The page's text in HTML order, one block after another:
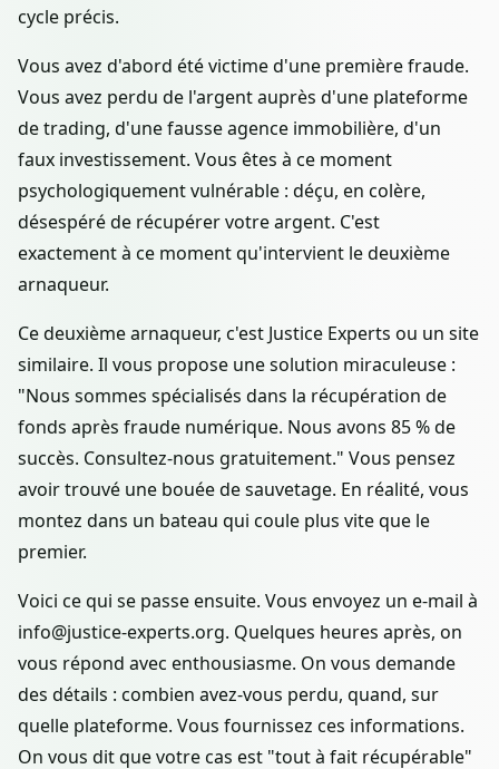
cycle précis.
Vous avez d'abord été victime d'une première fraude.
Vous avez perdu de l'argent auprès d'une plateforme
de trading, d'une fausse agence immobilière, d'un
faux investissement. Vous êtes à ce moment
psychologiquement vulnérable : déçu, en colère,
désespéré de récupérer votre argent. C'est
exactement à ce moment qu'intervient le deuxième
arnaqueur.
Ce deuxième arnaqueur, c'est Justice Experts ou un site
similaire. Il vous propose une solution miraculeuse :
"Nous sommes spécialisés dans la récupération de
fonds après fraude numérique. Nous avons 85 % de
succès. Consultez-nous gratuitement." Vous pensez
avoir trouvé une bouée de sauvetage. En réalité, vous
montez dans un bateau qui coule plus vite que le
premier.
Voici ce qui se passe ensuite. Vous envoyez un e-mail à
info@justice-experts.org. Quelques heures après, on
vous répond avec enthousiasme. On vous demande
des détails : combien avez-vous perdu, quand, sur
quelle plateforme. Vous fournissez ces informations.
On vous dit que votre cas est "tout à fait récupérable"